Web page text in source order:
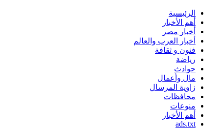
الرئيسية
أهم الأخبار
أخبار مصر
أخبار العرب والعالم
فنون و ثقافة
رياضة
حوادث
مال وأعمال
زاوية المرسال
محافظات
منوعات
أهم الأخبار
ads.txt